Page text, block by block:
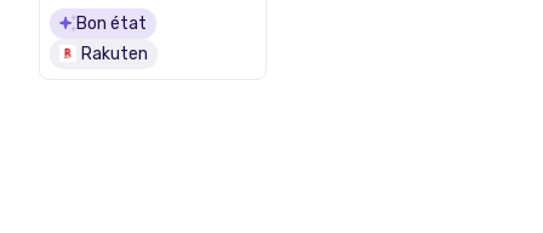
Bon état
Rakuten